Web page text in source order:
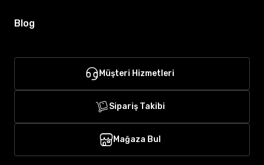
Blog
Müşteri Hizmetleri
Sipariş Takibi
Mağaza Bul